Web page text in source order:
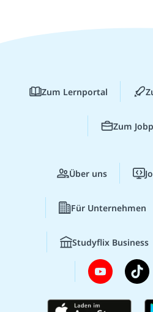
Zum Lernportal
Zum
Über uns
Für Unternehmen
Studyflix Business